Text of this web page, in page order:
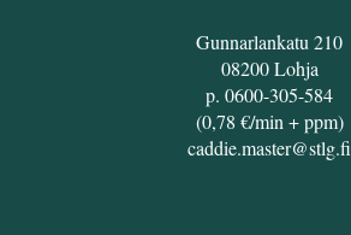
Gunnarlankatu 210
08200 Lohja
p. 0600-305-584
(0,78 €/min + ppm)
caddie.master@stlg.fi